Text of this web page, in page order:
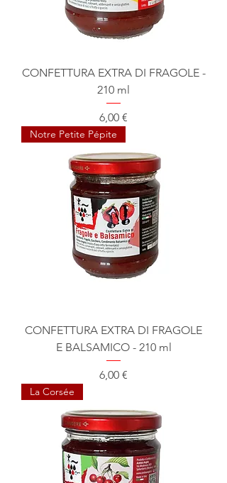
CONFETTURA EXTRA DI FRAGOLE -
210 ml
Prix
6,00 €
Notre Petite Pépite
CONFETTURA EXTRA DI FRAGOLE
E BALSAMICO - 210 ml
Prix
6,00 €
La Corsée